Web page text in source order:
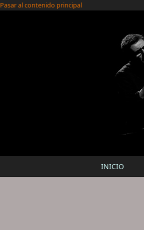
Pasar al contenido principal
INICIO